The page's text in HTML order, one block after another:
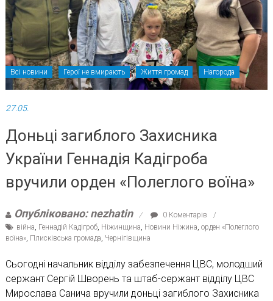
Всі новини Герої не вмирають Життя громад Нагорода
27.05.
Доньці загиблого Захисника
України Геннадія Кадігроба
вручили орден «Полеглого воїна»
Опубліковано: nezhatin
0 Коментарів
війна Геннадій Кадігроб, Ніжинщина Новини Ніжина орден «Полеглого
воїна», Плисківська громада Чернігівщина
Сьогодні начальник відділу забезпечення ЦВС, молодший
сержант Сергій Шворень та штаб-сержант відділу ЦВС
Мирослава Санича вручили доньці загиблого Захисника